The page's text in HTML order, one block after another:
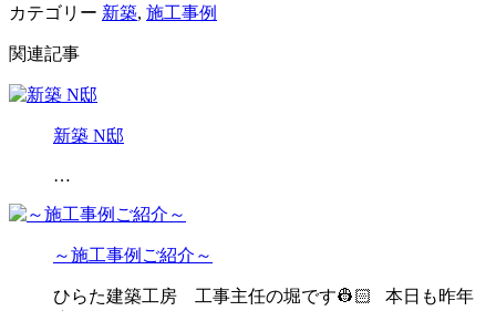
カテゴリー 新築, 施工事例
関連記事
新築 N邸
…
～施工事例ご紹介～
ひらた建築工房 工事主任の堀です👷🏻 本日も昨年